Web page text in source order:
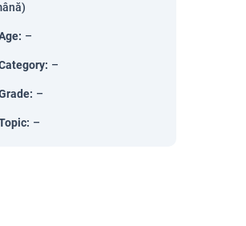
: –
: –
: –
: –